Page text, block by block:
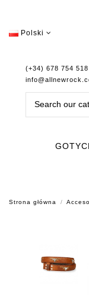
Polski
(+34) 678 754 518
Strona główna